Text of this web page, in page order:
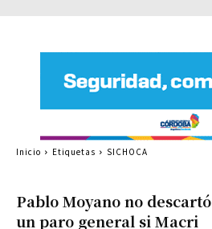
Pablo Moyano no descartó
un paro general si Macri
Inicio Etiquetas SICHOCA